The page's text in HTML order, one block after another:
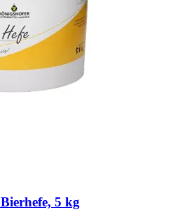
Bierhefe, 5 kg